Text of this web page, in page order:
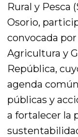
Rural y Pesca
Osorio,
convocada
Agricultura y
República,
agenda
públicas y
a fortalecer la